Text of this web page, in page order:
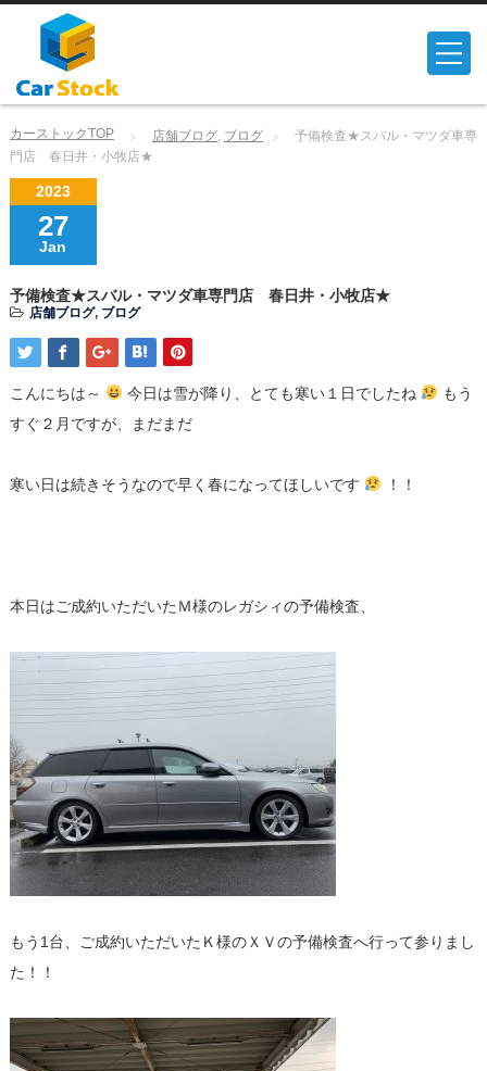
カーストックTOP 店舗ブログ, ブログ
予備検査★スバル・マツダ車専
門店 春日井・小牧店★
2023
27
Jan
予備検査★スバル・マツダ車専門店 春日井・小牧店★
店舗ブログ, ブログ
こんにちは～ 今日は雪が降り、とても寒い１日でしたね
もう
すぐ２月ですが、まだまだ
寒い日は続きそうなので早く春になってほしいです ！！
本日はご成約いただいたＭ様のレガシィの予備検査、
もう1台、ご成約いただいたＫ様のＸＶの予備検査へ行って参りまし
た！！